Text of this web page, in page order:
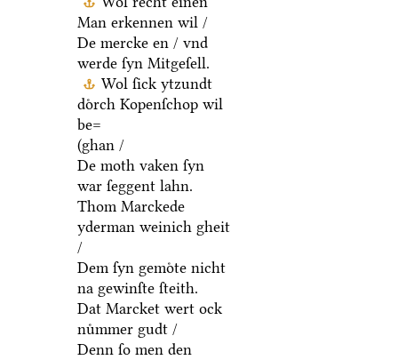
Man erkennen wil /
De mercke en / vnd
werde ſyn Mitgeſell.
Wol ſick ytzundt
doͤrch Kopenſchop wil
be=
(ghan /
De moth vaken ſyn
war ſeggent lahn.
Thom Marckede
yderman weinich gheit
/
Dem ſyn gemoͤte nicht
na gewinſte ſteith.
Dat Marcket wert ock
nuͤmmer gudt /
Denn ſo men den